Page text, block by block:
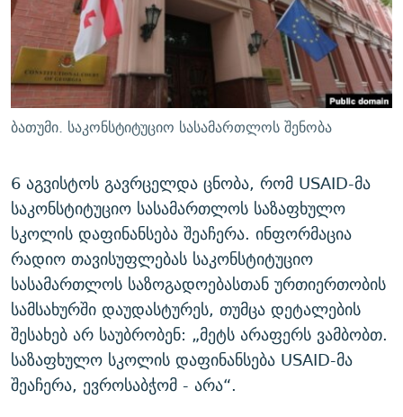
ᲛᲝᲚᲐᲞᲐᲠᲐᲙᲔ ᲢᲔᲥᲡᲢᲔᲑᲘ
ᲨᲘᲜ - ᲣᲪᲮᲝᲔᲗᲨᲘ
ᲚᲘᲢᲔᲠᲐᲢᲣᲠᲣᲚᲘ ᲬᲐᲮᲜᲐᲒᲔᲑᲘ
ᲐᲛᲔᲠᲘᲙᲣᲚᲘ ᲛᲝᲗᲮᲠᲝᲑᲐ
ᲩᲔᲛᲘ ᲡᲘᲙᲕᲓᲘᲚᲘᲡ ᲛᲘᲖᲔᲖᲘᲐ COVID-19
11 ᲬᲔᲚᲘ - 11 ᲐᲛᲑᲐᲕᲘ
ᲡᲐᲞᲐᲠᲚᲐᲛᲔᲜᲢᲝ ᲐᲠᲩᲔᲕᲜᲔᲑᲘᲡ ᲘᲡᲢᲝᲠᲘᲐ
ᲑᲐᲕᲨᲕᲔᲑᲘ ᲞᲠᲝᲡᲢᲘᲢᲣᲪᲘᲐᲨᲘ - ᲐᲛᲝᲣᲗᲥᲛᲔᲚᲘ ᲐᲛᲑᲐᲕᲘ
ᲐᲒᲕᲘᲡᲢᲝᲡ ᲝᲛᲘ
ПРИВЕТ ᲙᲣᲚᲢᲣᲠᲐ
ᲒᲐᲛᲝᲘᲬᲔᲠᲔ
რთე/რთ-ის ყველა საიტი
ბათუმი. საკონსტიტუციო სასამართლოს შენობა
6 აგვისტოს გავრცელდა ცნობა, რომ USAID-მა
საკონსტიტუციო სასამართლოს საზაფხულო
სკოლის დაფინანსება შეაჩერა. ინფორმაცია
რადიო თავისუფლებას საკონსტიტუციო
სასამართლოს საზოგადოებასთან ურთიერთობის
სამსახურში დაუდასტურეს, თუმცა დეტალების
შესახებ არ საუბრობენ: „მეტს არაფერს ვამბობთ.
საზაფხულო სკოლის დაფინანსება USAID-მა
შეაჩერა, ევროსაბჭომ - არა“.